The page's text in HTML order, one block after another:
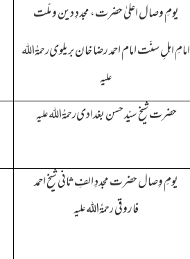
یومِ وصال اعلیٰ حضرت، مجددِ دین و ملّت
امامِ اہلِ سنّت امام احمد رضا خان بریلویرحمۃُ اللہ
علیہ
حضرت شیخ سیّد حسن بغدادیرحمۃُ اللہ علیہ
یومِ وِصال حضرت مجددِ الفِ ثانی شیخ احمد
فاروقیرحمۃُ اللہ علیہ